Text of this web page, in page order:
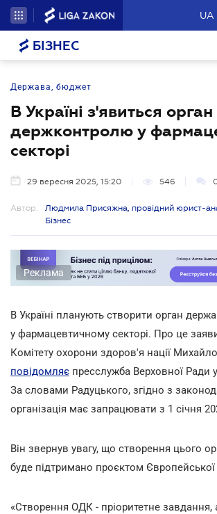
UA
БІЗНЕС
Держава, бюджет
В Україні з'явиться орган
держконтролю у
секторі
29 вересня 2025, 15:20 546
Автор:
Людмила Присяжна, провідний юрист-
Бізнес
Реклама
В Україні планують створити орган
у фармацевтичному секторі. Про це
Комітету охорони здоров'я нації
повідомляє пресслужба Верховної Ради
За словами Радуцького, згідно з
організація має запрацювати з 1 січня
Він звернув увагу, що створення цього
буде підтримано проєктом Європейської
«Створення ОДК - пріоритетне